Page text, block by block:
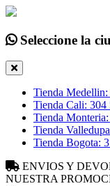
Seleccione la
Tienda
Tienda Cali: 304
Tienda
Tienda
Tienda Bogota:
ENVIOS Y
NUESTRA